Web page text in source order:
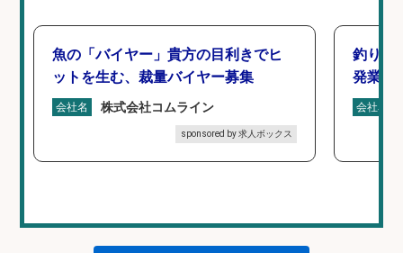
魚の「バイヤー」貴方の目利きでヒ
ットを生む、裁量バイヤー募集
会社名 株式会社コムライン
sponsored by 求人ボックス
釣り具
発業務
会社名